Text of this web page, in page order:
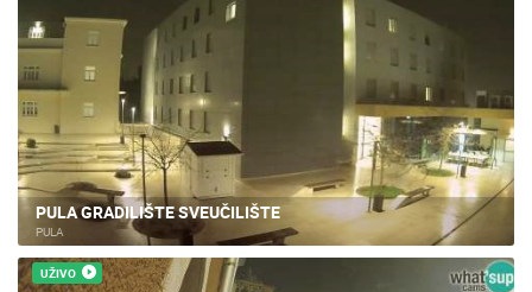
PULA GRADILIŠTE SVEUČILIŠTE
PULA